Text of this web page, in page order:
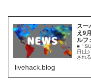
スー
え9
ルフ
■「
日(土
され
livehack.blog